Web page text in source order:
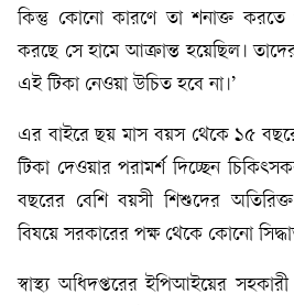
কিন্তু কোনো কারণে তা শনাক্ত করতে
করছে সে হামে আক্রান্ত হয়েছিল।
এই টিকা নেওয়া উচিত হবে না।’
এর বাইরে ছয় মাস বয়স থেকে ১৫
টিকা দেওয়ার পরামর্শ দিচ্ছেন
বছরের বেশি বয়সী শিশুদের
বিষয়ে সরকারের পক্ষ থেকে কোনো
স্বাস্থ্য অধিদপ্তরের ইপিআইয়ের